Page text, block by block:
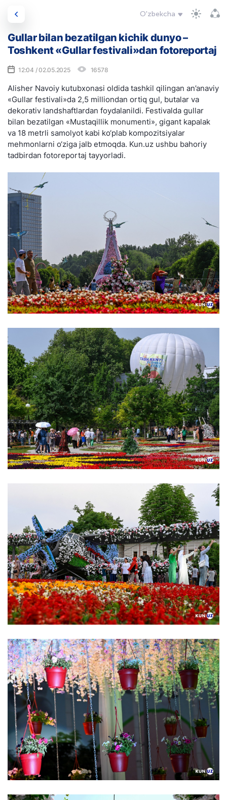
O'zbekcha
Gullar bilan bezatilgan kichik dunyo –
Toshkent «Gullar festivali»dan fotoreportaj
12:04 / 02.05.2025 16578
Alisher Navoiy kutubxonasi oldida tashkil qilingan an’anaviy
«Gullar festivali»da 2,5 milliondan ortiq gul, butalar va
dekorativ landshaftlardan foydalanildi. Festivalda gullar
bilan bezatilgan «Mustaqillik monumenti», gigant kapalak
va 18 metrli samolyot kabi ko‘plab kompozitsiyalar
mehmonlarni o‘ziga jalb etmoqda. Kun.uz ushbu bahoriy
tadbirdan fotoreportaj tayyorladi.